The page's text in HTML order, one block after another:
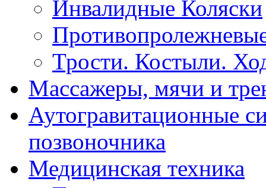
Инвалидные Коляски
Трости. Костыли.
Массажеры, мячи и
Аутогравитационные
позвоночника
Медицинская техника